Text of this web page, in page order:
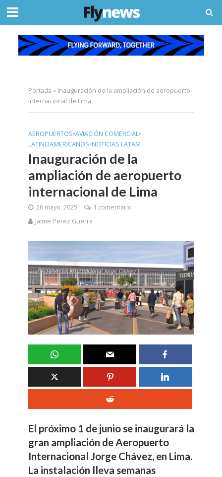
Portada » Inauguración de la ampliación de aeropuerto
internacional de Lima
AEROPUERTOS•AVIACIÓN COMERCIAL•
LATINOAMERICANOS•NOTICIAS LATAM
Inauguración de la
ampliación de aeropuerto
internacional de Lima
26 mayo, 2025
1 comentario
Jaime Perez Guerra
El próximo 1 de junio se inaugurará la
gran ampliación de Aeropuerto
Internacional Jorge Chávez, en Lima.
La instalación lleva semanas